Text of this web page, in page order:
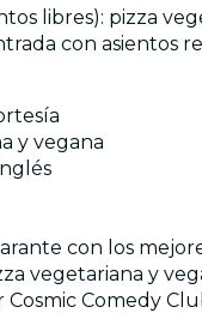
libres): pizza
con asientos
y vegana
con los
vegetariana y
Cosmic Comedy